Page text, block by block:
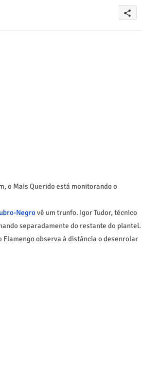
share
o Mais Querido está monitorando o
Negrovê um trunfo. Igor Tudor, técnico
separadamente do restante do plantel.
observa à distância o desenrolar